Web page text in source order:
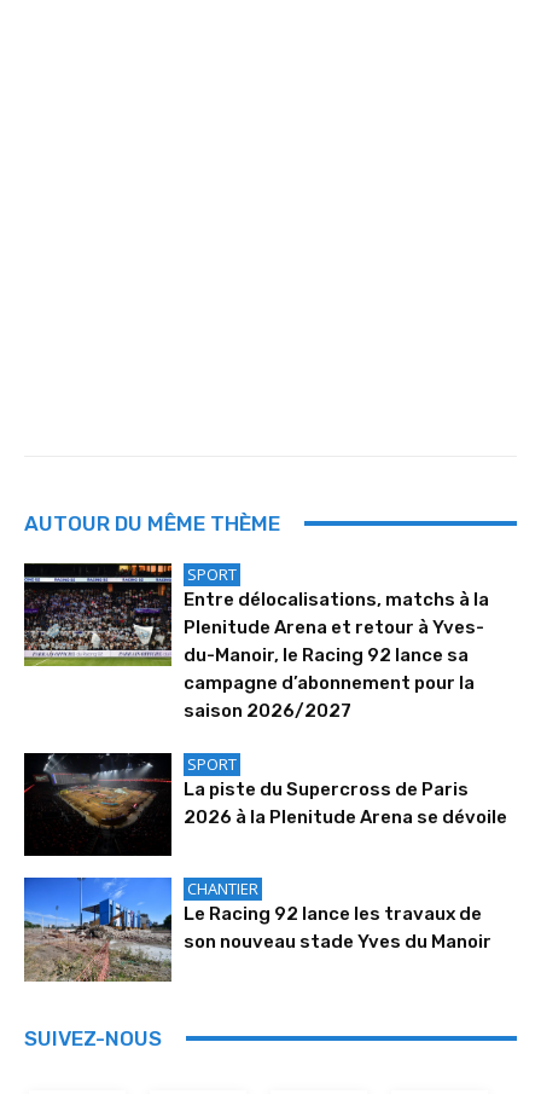
AUTOUR DU MÊME THÈME
SPORT
Entre délocalisations, matchs à la
Plenitude Arena et retour à Yves-
du-Manoir, le Racing 92 lance sa
campagne d’abonnement pour la
saison 2026/2027
SPORT
La piste du Supercross de Paris
2026 à la Plenitude Arena se dévoile
CHANTIER
Le Racing 92 lance les travaux de
son nouveau stade Yves du Manoir
SUIVEZ-NOUS